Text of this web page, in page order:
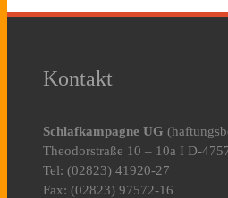
Kontakt
Schlafkampagne UG
Theodorstraße 10 – 10a I D-
Tel: (02823) 41920-27
Fax: (02823) 97572-16